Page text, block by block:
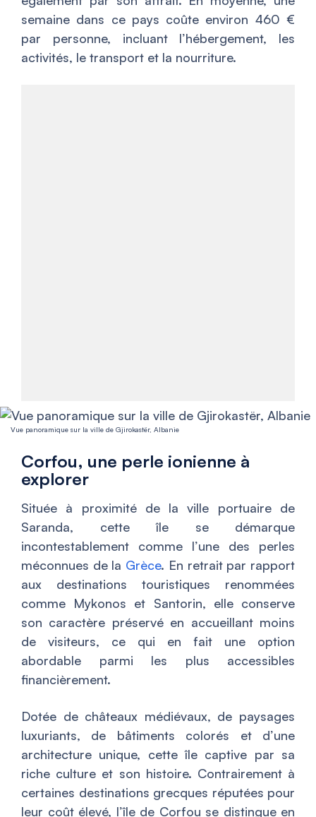
semaine dans ce pays coûte environ 460 €
par personne, incluant l’hébergement, les
activités, le transport et la nourriture.
Vue panoramique sur la ville de Gjirokastër, Albanie
Corfou, une perle ionienne à
explorer
Située à proximité de la ville portuaire de
Saranda, cette île se démarque
incontestablement comme l’une des perles
méconnues de la Grèce. En retrait par rapport
aux destinations touristiques renommées
comme Mykonos et Santorin, elle conserve
son caractère préservé en accueillant moins
de visiteurs, ce qui en fait une option
abordable parmi les plus accessibles
financièrement.
Dotée de châteaux médiévaux, de paysages
luxuriants, de bâtiments colorés et d’une
architecture unique, cette île captive par sa
riche culture et son histoire. Contrairement à
certaines destinations grecques réputées pour
leur coût élevé, l’île de Corfou se distingue en